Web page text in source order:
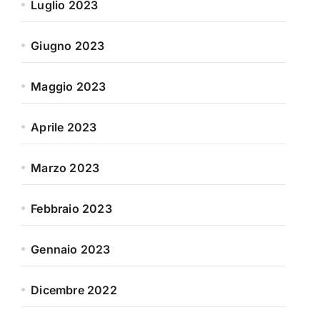
Luglio 2023
Giugno 2023
Maggio 2023
Aprile 2023
Marzo 2023
Febbraio 2023
Gennaio 2023
Dicembre 2022